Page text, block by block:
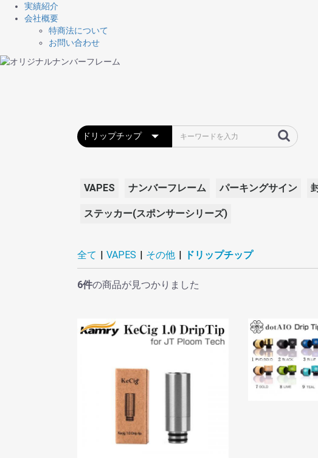
実績紹介
会社概要
特商法について
お問い合わせ
VAPES
本体
オールインワン/ポッ
スターターキット
テクニカル
メカニカル(フル・セ
スコンカー(ボトムフ
アトマイザー クリアロマイザー
RDA
RTA,RDTA
リキッド BOMBO
HiLIQ
Dr.Vapes
Witchcraft Brewing Co.
Coastal Clouds
ALT ZERO
Nitro's Cold Brew
KawaiiVape
ColibriVape E-Liquid
ROC (Republic of
POINTZERO E-Juice
MK LAB
kardinal e-liquid
OPMH Project
CBDfx
COF
PROPAGANDA
Shijin Vapor
Marina vape
USA VAPE LAB
BAD DRIP E-JUICE
FRISCO VAPER
CBDリキッド
RexJuice
VAMPIRE VAPE
Chronic Juice
Shake Pop
Shaky Brews
Psiquid e-Liquid
BEETLE JUICE VAPORS
BANDITO juice
RIOT SQUAD
MERAKinfusion
GRIMM CREATIONS
VSリキッド
LOOM
ARMANDE de ELIQUIDZ
BANGIN
BURST
Coolant
Cupcake
ELIQUID FRANCE
MOEN JUICE
naked100
なにわでんねん
Neighborhood
OKVMI
Pablic Bru
Ripe Vapes
SKWEZED
TSL Flavors
Vaping Birdy
その他
バッテリー
ケース・ポーチ DESCE
AIRIS関連
その他 ドリップチップ
交換用コイル&ポッ
ビルド用品
その他
ナンバーフレーム パーキングサイン
ステッカー(スポンサーシリーズ)
全て | VAPES | その他 | ドリップチップ
6件の商品が見つかりました